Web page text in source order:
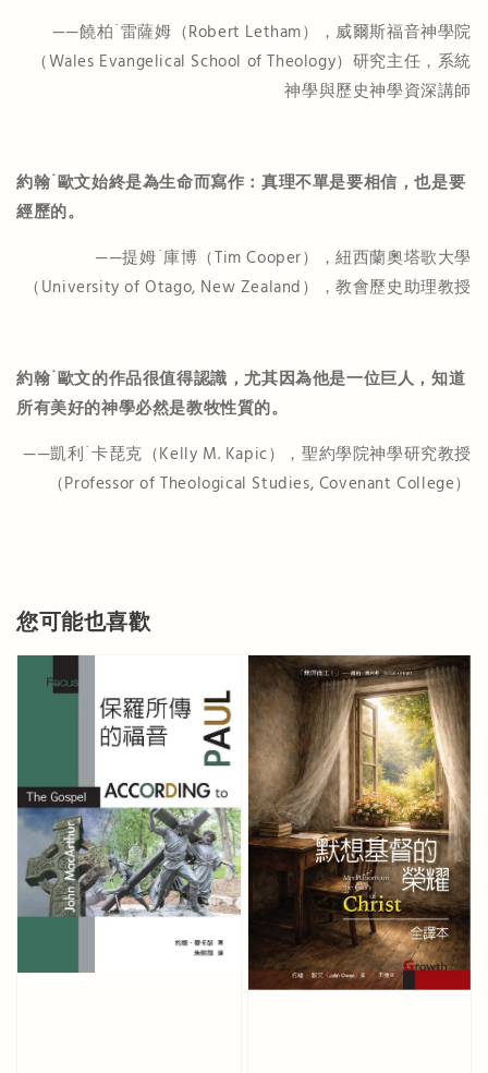
——饒柏˙雷薩姆（Robert Letham），威爾斯福音神學院
（Wales Evangelical School of Theology）研究主任，系統
神學與歷史神學資深講師
約翰˙歐文始終是為生命而寫作：真理不單是要相信，也是要
經歷的。
——提姆˙庫博（Tim Cooper），紐西蘭奧塔歌大學
（University of Otago, New Zealand），教會歷史助理教授
約翰˙歐文的作品很值得認識，尤其因為他是一位巨人，知道
所有美好的神學必然是教牧性質的。
——凱利˙卡琵克（Kelly M. Kapic），聖約學院神學研究教授
（Professor of Theological Studies, Covenant College）
您可能也喜歡